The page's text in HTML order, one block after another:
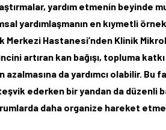
yardım etmenin beyinde
yardımlaşmanın en kıymetli
Merkezi Hastanesi’nden Klinik
artıran kan bağışı, topluma
da yardımcı olabilir. Bu
ederken bir yandan da düzenli
daha organize hareket